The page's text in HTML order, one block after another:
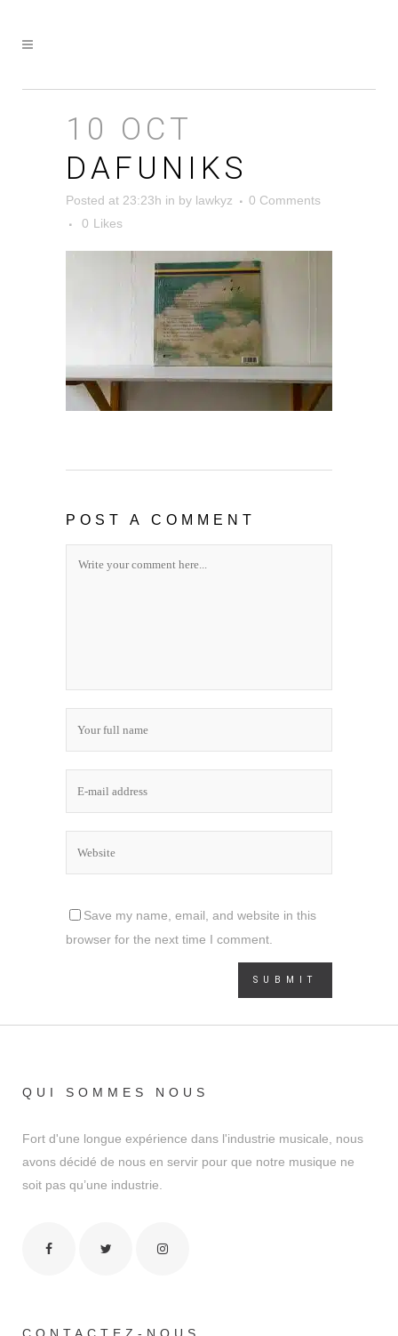
10 OCT
DAFUNIKS
Posted at 23:23h in by lawkyz
0 Comments
0 Likes
POST A COMMENT
Save my name, email, and website in this
browser for the next time I comment.
QUI SOMMES NOUS
Fort d'une longue expérience dans l'industrie musicale, nous
avons décidé de nous en servir pour que notre musique ne
soit pas qu’une industrie.